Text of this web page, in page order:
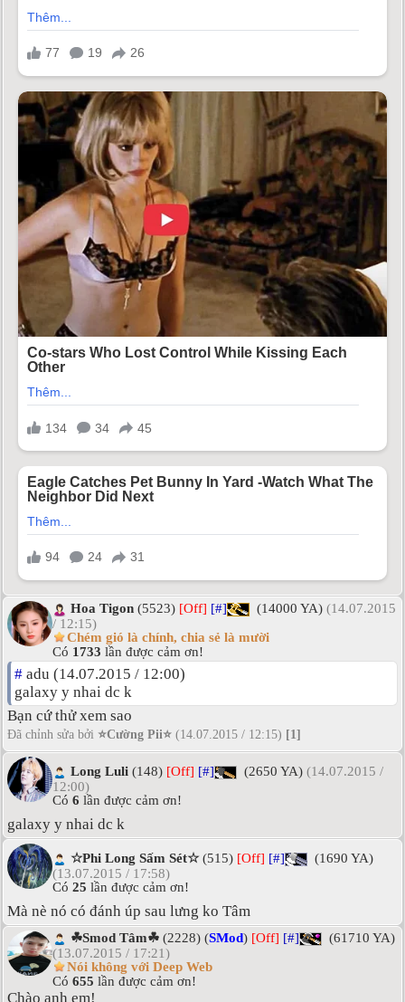
Hoa Tigon (5523) [Off] [#] (14000 YA) (14.07.2015
/ 12:15)
Chém gió là chính, chia sẻ là mười
Có 1733 lần được cảm ơn!
# adu (14.07.2015 / 12:00)
galaxy y nhai dc k
Bạn cứ thử xem sao
Đã chỉnh sửa bởi ⭐Cường Pii⭐ (14.07.2015 / 12:15) [1]
Long Luli (148) [Off] [#] (2650 YA) (14.07.2015 /
12:00)
Có 6 lần được cảm ơn!
galaxy y nhai dc k
☆Phi Long Sấm Sét☆(515) [Off] [#]
(1690 YA)
(13.07.2015 / 17:58)
Có 25 lần được cảm ơn!
Mà nè nó có đánh úp sau lưng ko Tâm
☘Smod Tâm☘ (2228) (SMod) [Off] [#]
(61710 YA)
(13.07.2015 / 17:21)
Nói không với Deep Web
Có 655 lần được cảm ơn!
Chào anh em!